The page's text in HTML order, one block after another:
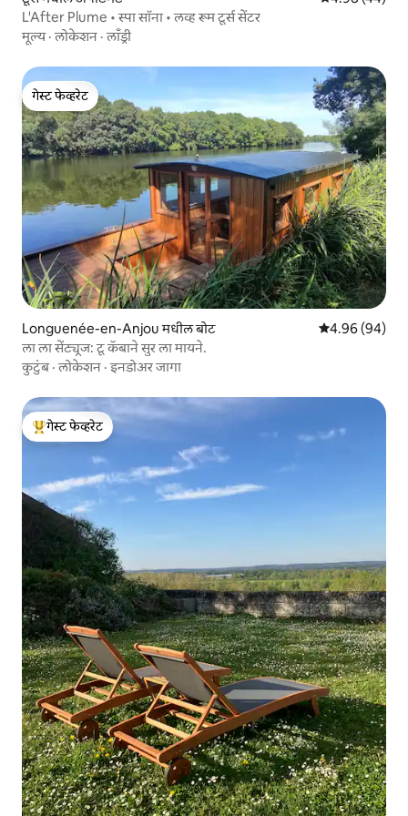
L'After Plume • स्पा सॉना • लव्ह रूम टूर्स सेंटर
मूल्य·लोकेशन ·लाँड्री
गेस्ट फेव्हरेट
गेस्ट फेव्हरेट
Longuenée-en-Anjou मधील बोट 5 पैकी 4.96
4.96 (94)
ला ला सेंट्यूज: टू कॅबाने सुर ला मायने.
कुटुंब·लोकेशन ·इनडोअर जागा
टॉप गेस्ट फेव्हरेट
गेस्ट फेव्हरेट